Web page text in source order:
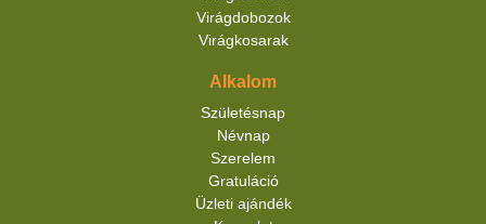
Virágdobozok
Virágkosarak
Alkalom
Születésnap
Névnap
Szerelem
Gratuláció
Üzleti ajándék